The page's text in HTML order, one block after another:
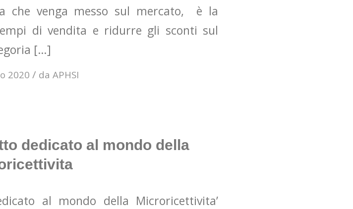
che venga messo sul mercato, è la
di vendita e ridurre gli sconti sul
[…]
2020 / da APHSI
dedicato al mondo della
al mondo della Microricettivita’